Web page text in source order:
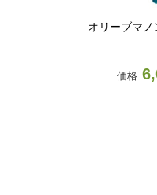
オリーブマ
価格